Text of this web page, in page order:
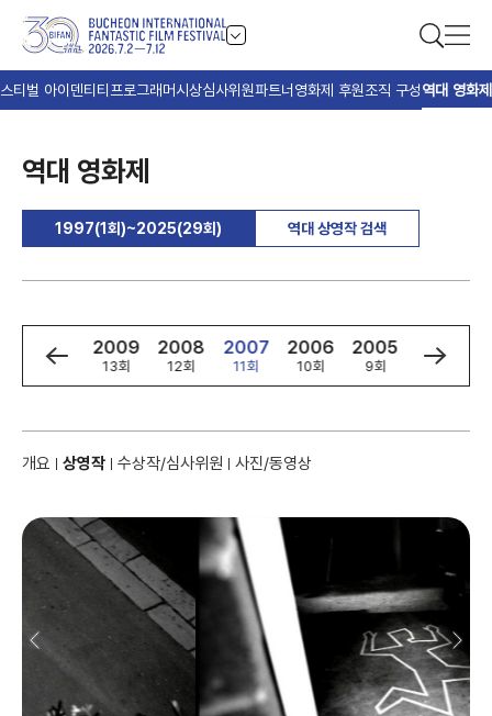
티벌 아이덴티티 프로그래머시상심사위원파트너 영화제 후원조직 구성역대 영화제
역대 영화제
1997(1회)~2025(29회) 역대 상영작 검색
2010
14회
2009
13회
2008
12회
2007
11회
2006
10회
2005
9회
2004
8회
개요 상영작 수상작/심사위원 사진/동영상